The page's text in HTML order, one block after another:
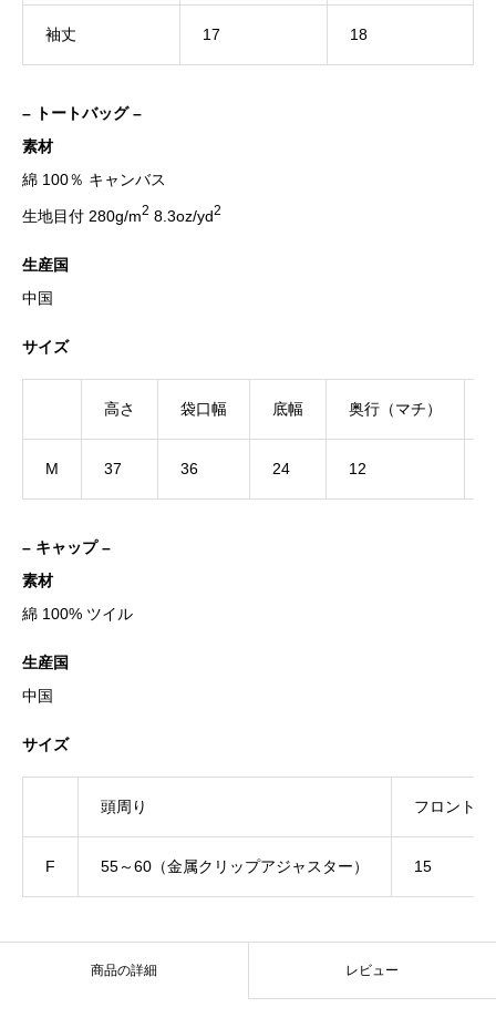
袖丈 17 18
– トートバッグ –
素材
綿 100％ キャンバス
生地目付 280g/m2 8.3oz/yd2
生産国
中国
サイズ
高さ 袋口幅 底幅 奥行（マチ）
M 37 36 24 12
– キャップ –
素材
綿 100% ツイル
生産国
中国
サイズ
頭周り フロントパ
F 55～60（金属クリップアジャスター） 15
商品の詳細 レビュー